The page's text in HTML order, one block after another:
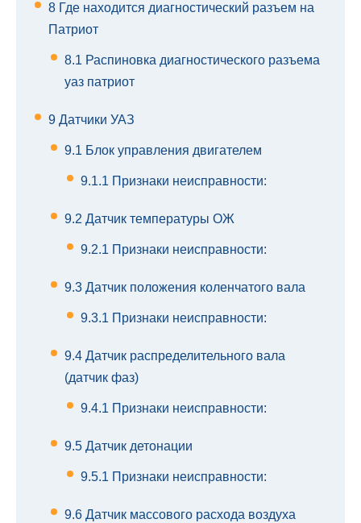
8 Где находится диагностический разъем на
Патриот
8.1 Распиновка диагностического разъема
уаз патриот
9 Датчики УАЗ
9.1 Блок управления двигателем
9.1.1 Признаки неисправности:
9.2 Датчик температуры ОЖ
9.2.1 Признаки неисправности:
9.3 Датчик положения коленчатого вала
9.3.1 Признаки неисправности:
9.4 Датчик распределительного вала
(датчик фаз)
9.4.1 Признаки неисправности:
9.5 Датчик детонации
9.5.1 Признаки неисправности:
9.6 Датчик массового расхода воздуха